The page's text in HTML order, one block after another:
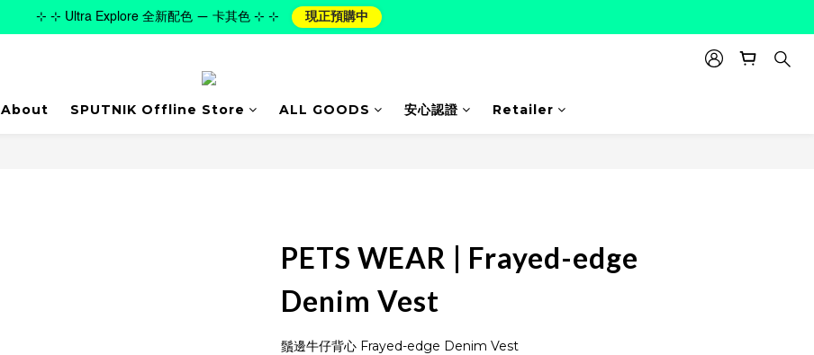
About SPUTNIK Offline Store ALL GOODS 安心認證 Retailer
PETS WEAR | Frayed-edge
Denim Vest
鬚邊牛仔背心 Frayed-edge Denim Vest
⊹ ⊹ Ultra Explore 全新配色 — 卡其色 ⊹ ⊹ 現正預購中